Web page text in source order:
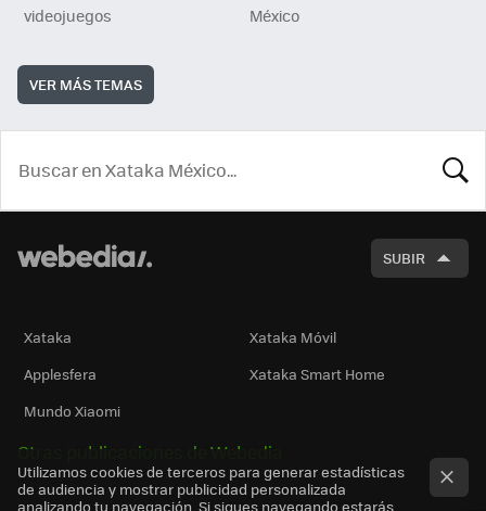
videojuegos
México
VER MÁS TEMAS
SUBIR
Xataka
Xataka Móvil
Applesfera
Xataka Smart Home
Mundo Xiaomi
Otras publicaciones de Webedia
Utilizamos cookies de terceros para generar estadísticas
de audiencia y mostrar publicidad personalizada
analizando tu navegación. Si sigues navegando estarás